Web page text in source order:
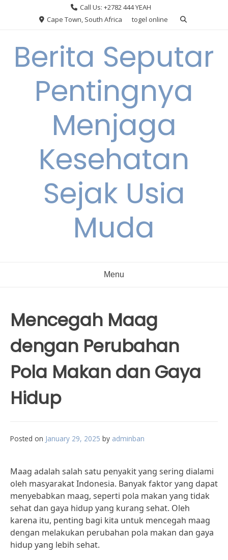
Call Us: +2782 444 YEAH
Cape Town, South Africa
togel online
Berita Seputar
Pentingnya
Menjaga
Kesehatan
Sejak Usia
Muda
Menu
Mencegah Maag
dengan Perubahan
Pola Makan dan Gaya
Hidup
Posted on January 29, 2025 by adminban
Maag adalah salah satu penyakit yang sering dialami
oleh masyarakat Indonesia. Banyak faktor yang dapat
menyebabkan maag, seperti pola makan yang tidak
sehat dan gaya hidup yang kurang sehat. Oleh
karena itu, penting bagi kita untuk mencegah maag
dengan melakukan perubahan pola makan dan gaya
hidup yang lebih sehat.